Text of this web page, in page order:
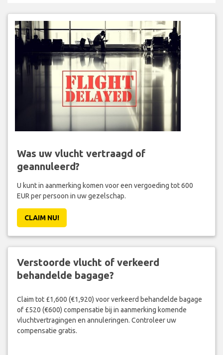
Was uw vlucht vertraagd of
geannuleerd?
U kunt in aanmerking komen voor een vergoeding tot 600
EUR per persoon in uw gezelschap.
CLAIM NU!
Verstoorde vlucht of verkeerd
behandelde bagage?
Claim tot £1,600 (€1,920) voor verkeerd behandelde bagage
of £520 (€600) compensatie bij in aanmerking komende
vluchtvertragingen en annuleringen. Controleer uw
compensatie gratis.